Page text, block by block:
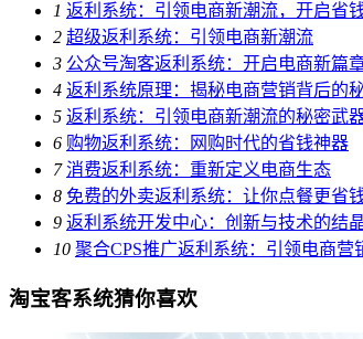
1 返利系统：引领电商新潮流，开启省
2 超级返利系统：引领电商新潮流
3 公众号淘客返利系统：开启电商新篇
4 返利系统原理：揭秘电商营销背后的
5 返利系统：引领电商新潮流的秘密武
6 购物返利系统：网购时代的省钱神器
7 消费返利系统：重新定义电商生态
8 免费的外卖返利系统：让你点餐更省
9 返利系统开发中心：创新与技术的结
10 聚合CPS推广返利系统：引领电商营
淘宝客系统猜你喜欢